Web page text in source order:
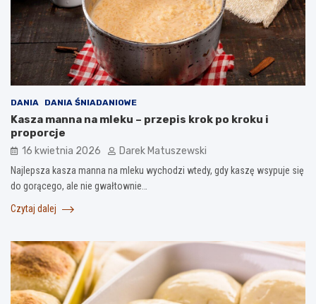
DANIA DANIA ŚNIADANIOWE
Kasza manna na mleku – przepis krok po kroku i
proporcje
16 kwietnia 2026 Darek Matuszewski
Najlepsza kasza manna na mleku wychodzi wtedy, gdy kaszę wsypuje się
do gorącego, ale nie gwałtownie…
Czytaj dalej